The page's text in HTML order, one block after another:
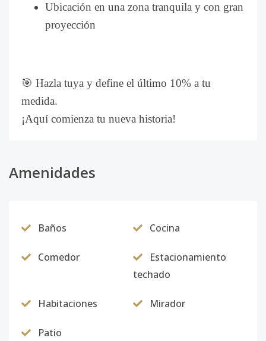
Ubicación en una zona tranquila y con gran
proyección
🎯 Hazla tuya y define el último 10% a tu
medida.
¡Aquí comienza tu nueva historia!
Amenidades
Baños Cocina
Comedor
Estacionamiento
techado
Habitaciones Mirador
Patio